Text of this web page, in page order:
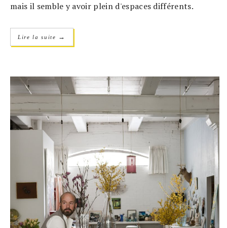
mais il semble y avoir plein d'espaces différents.
Lire la suite →